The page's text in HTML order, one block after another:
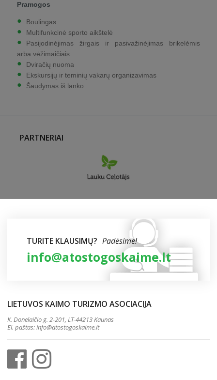
Pramogos
Boulingas
Multifunkcinė sporto aikštelė
Pasijodinėjimas žirgais ir pasivažinėjimas brikelėmis
arba vėžimaičiais
Dviračių nuoma
Ekskursijų ir teminių vakarų organizavimas
Šaudymas iš lanko
PARTNERIAI
TURITE KLAUSIMŲ? Padėsime!
info@atostogoskaime.lt
LIETUVOS KAIMO TURIZMO ASOCIACIJA
K. Donelaičio g. 2-201, LT-44213 Kaunas
El. paštas:info@atostogoskaime.lt